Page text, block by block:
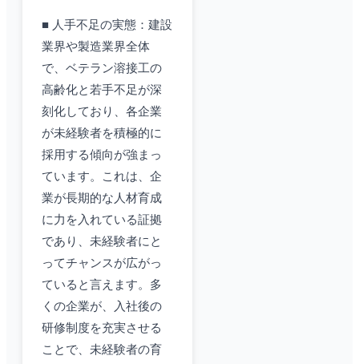
■ 人手不足の実態：建設
業界や製造業界全体
で、ベテラン溶接工の
高齢化と若手不足が深
刻化しており、各企業
が未経験者を積極的に
採用する傾向が強まっ
ています。これは、企
業が長期的な人材育成
に力を入れている証拠
であり、未経験者にと
ってチャンスが広がっ
ていると言えます。多
くの企業が、入社後の
研修制度を充実させる
ことで、未経験者の育